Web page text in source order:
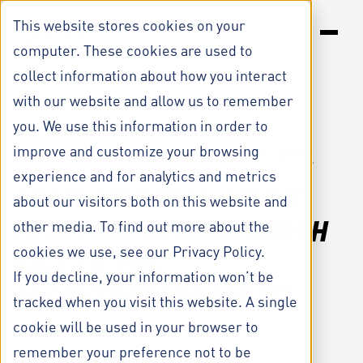
This website stores cookies on your
computer. These cookies are used to
collect information about how you interact
with our website and allow us to remember
you. We use this information in order to
improve and customize your browsing
experience and for analytics and metrics
about our visitors both on this website and
other media. To find out more about the
cookies we use, see our Privacy Policy.
If you decline, your information won’t be
tracked when you visit this website. A single
cookie will be used in your browser to
remember your preference not to be
LÖSUNGEN
RESSOURCEN
UNTERNEHMEN
ERROR INSPECTORINENTWICKLUNG
BESCHLEUNIGEN SIE DIE
FEHLERBEHEBUNG DURCH
END-TO-END
RÜCKVERFOLGBARKEIT
Identifizieren und analysieren Sie E/E-